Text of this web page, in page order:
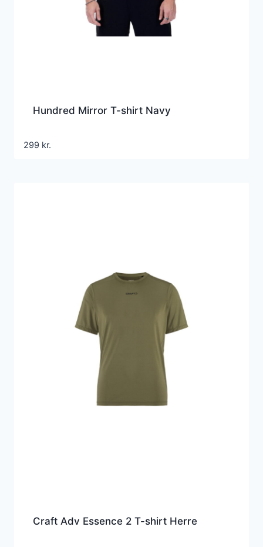
Hundred Mirror T-shirt Navy
299 kr.
Craft Adv Essence 2 T-shirt Herre